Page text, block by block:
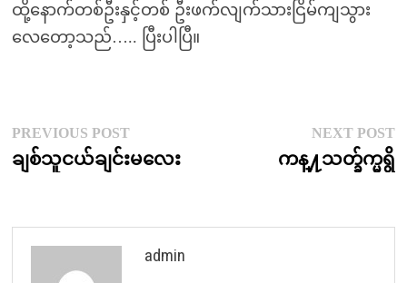
ထို့နောက်တစ်ဦးနှင့်တစ် ဦးဖက်လျက်သားငြိမ်ကျသွား
လေတော့သည်….. ပြီးပါပြီ။
Post
navigation
PREVIOUS POSTPrevious
post:
ချစ်သူငယ်ချင်းမလေး
NEXT POST
ကန္႔သတ္ခ်က္မရွိ
admin